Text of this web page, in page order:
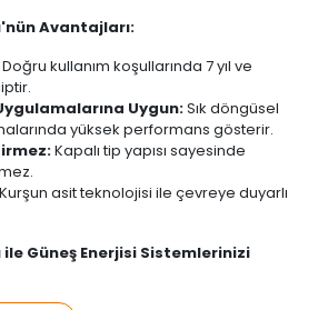
Avantajları:
Doğru kullanım koşullarında 7 yıl ve
Uygun:Sık döngüsel
yüksek performans gösterir.
Kapalı tip yapısı sayesinde
Kurşun asit teknolojisi ile çevreye duyarlı
ile Güneş Enerjisi Sistemlerinizi